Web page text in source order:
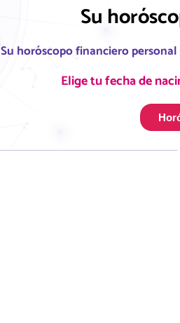
Su
Su horóscopo financiero
Elige tu fecha de